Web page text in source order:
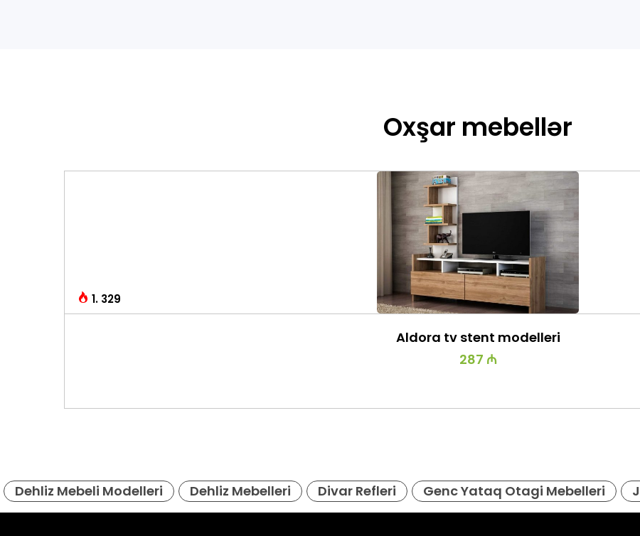
Oxşar mebellər
1. 329
Aldora tv stent modelleri
287 ₼
Dehliz Mebeli Modelleri Dehliz Mebelleri Divar Refleri Genc Yataq Otagi Mebelleri